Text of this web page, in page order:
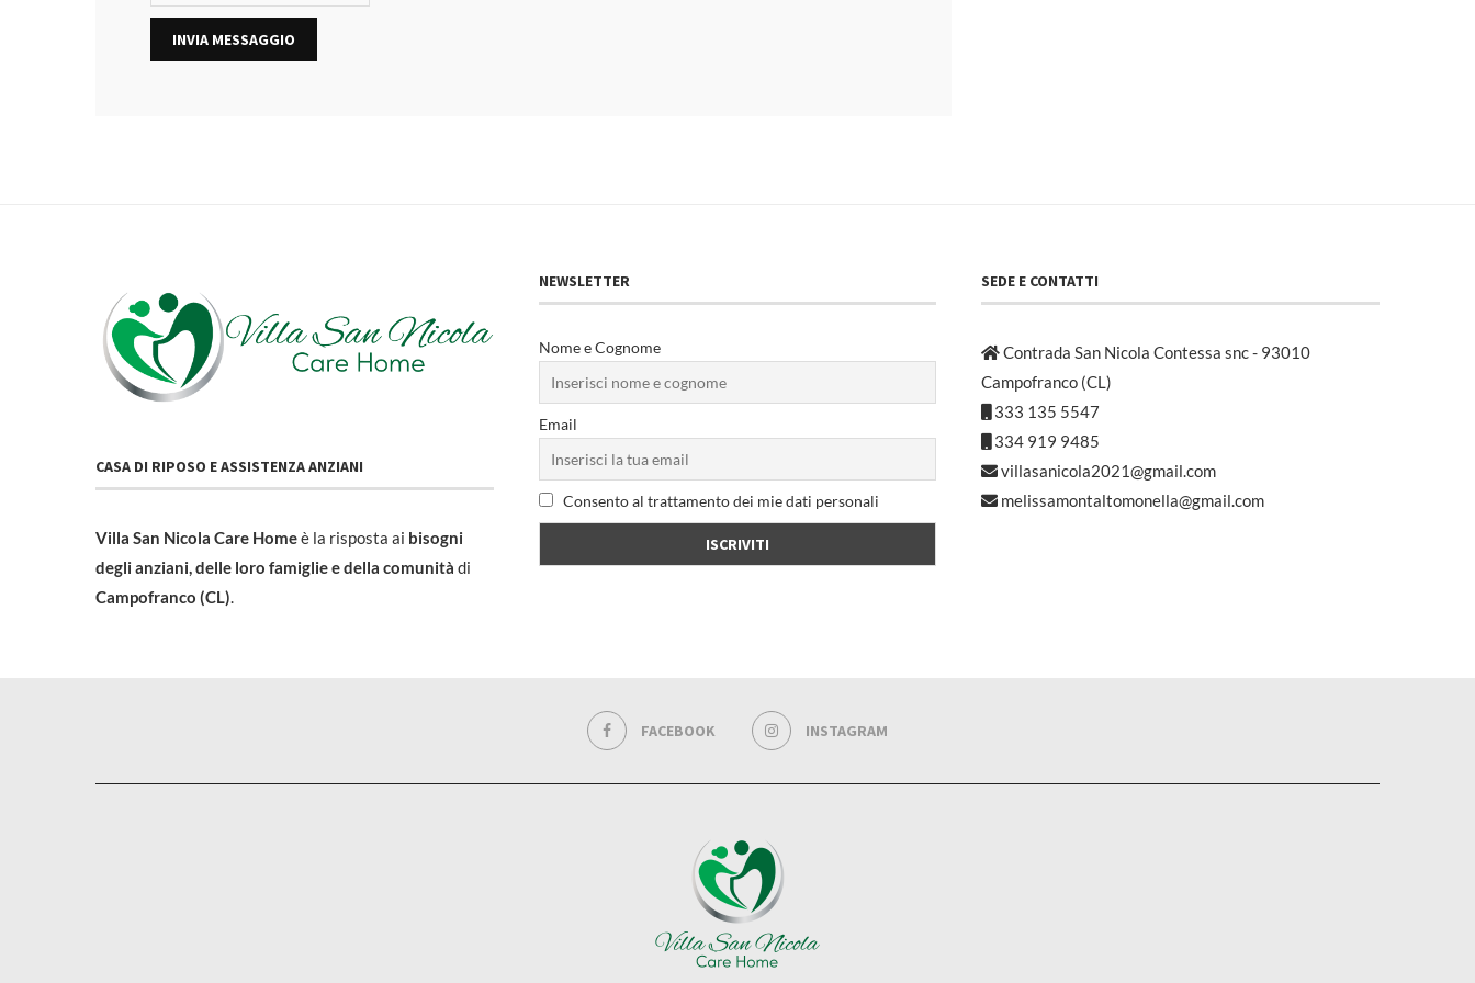
CASA DI RIPOSO E ASSISTENZA ANZIANI
Villa San Nicola Care Homeè la risposta ai bisogni
degli anziani, delle loro famiglie e della comunità di
Campofranco (CL).
NEWSLETTER
Nome e Cognome
Email
Consento al trattamento dei mie dati personali
SEDE E CONTATTI
Contrada San Nicola Contessa snc - 93010
Campofranco (CL)
333 135 5547
334 919 9485
villasanicola2021@gmail.com
melissamontaltomonella@gmail.com
FACEBOOK INSTAGRAM